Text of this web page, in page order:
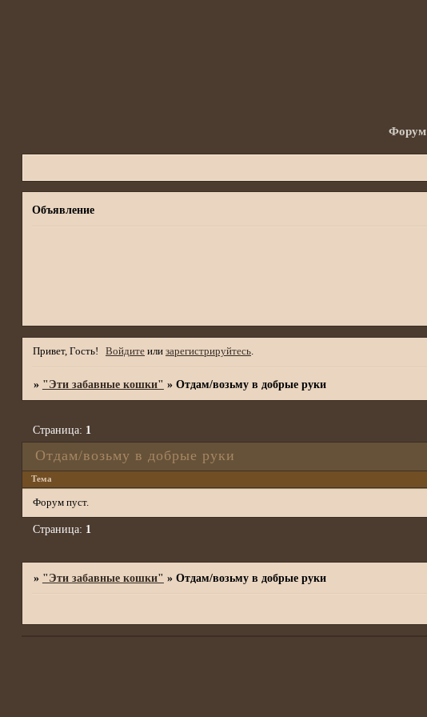
Форум
Объявление
Привет, Гость! Войдите или зарегистрируйтесь.
» "Эти забавные кошки" » Отдам/возьму в добрые руки
Отдам/возьму в добрые руки
Страница: 1
Тема
Форум пуст.
Страница: 1
» "Эти забавные кошки" » Отдам/возьму в добрые руки